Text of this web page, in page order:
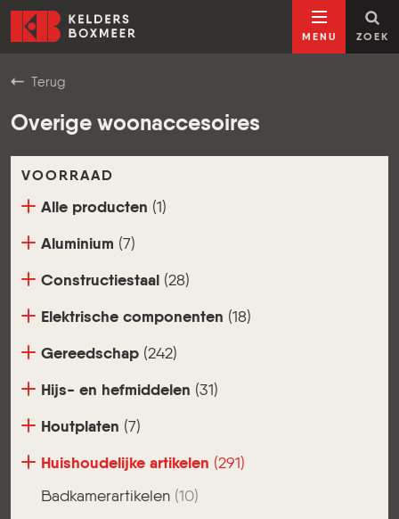
Ga naar inhoud
Kelders Boxmeer
MENU ZOEK
Terug
Overige woonaccesoires
VOORRAAD
Alle producten (1)
Aluminium (7)
Constructiestaal (28)
Elektrische componenten (18)
Gereedschap (242)
Hijs- en hefmiddelen (31)
Houtplaten (7)
Huishoudelijke artikelen (291)
Badkamerartikelen (10)